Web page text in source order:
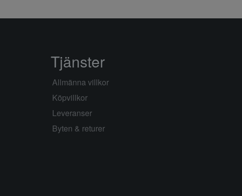
Tjänster
Allmänna villkor
Köpvillkor
Leveranser
Byten & returer